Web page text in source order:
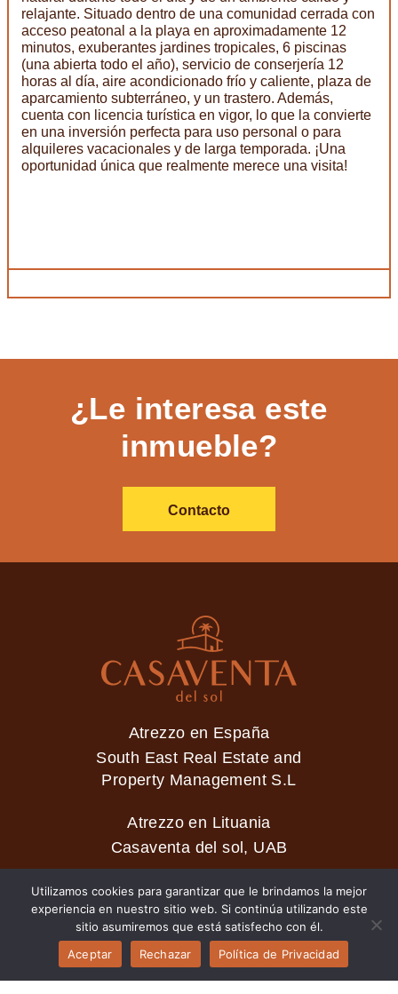
relajante. Situado dentro de una comunidad cerrada con
acceso peatonal a la playa en aproximadamente 12
minutos, exuberantes jardines tropicales, 6 piscinas
(una abierta todo el año), servicio de conserjería 12
horas al día, aire acondicionado frío y caliente, plaza de
aparcamiento subterráneo, y un trastero. Además,
cuenta con licencia turística en vigor, lo que la convierte
en una inversión perfecta para uso personal o para
alquileres vacacionales y de larga temporada. ¡Una
oportunidad única que realmente merece una visita!
¿Le interesa este
inmueble?
Contacto
Atrezzo en España
South East Real Estate and
Property Management S.L
Atrezzo en Lituania
Casaventa del sol, UAB
2026 © Casaventa del sol
Utilizamos cookies para garantizar que le brindamos la mejor
experiencia en nuestro sitio web. Si continúa utilizando este
sitio asumiremos que está satisfecho con él.
Aceptar
Rechazar Política de Privacidad